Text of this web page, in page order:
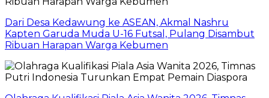
Dari Desa Kedawung ke ASEAN, Akmal Nashru
Kapten Garuda Muda U-16 Futsal, Pulang Disambut
Ribuan Harapan Warga Kebumen